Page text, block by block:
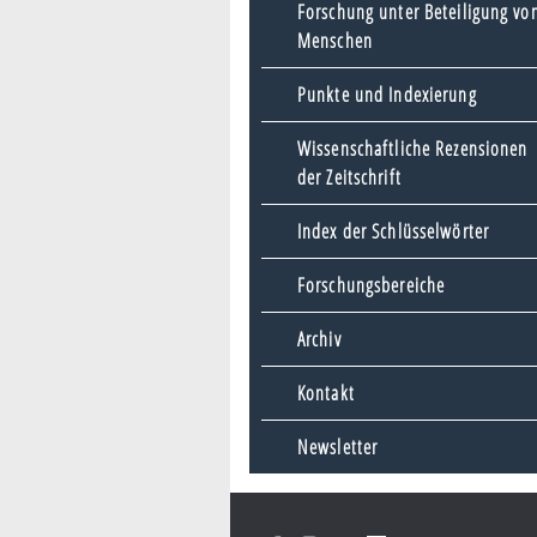
Forschung unter Beteiligung
Menschen
Punkte und Indexierung
Wissenschaftliche Rezensionen
der Zeitschrift
Index der Schlüsselwörter
Forschungsbereiche
Archiv
Kontakt
Newsletter